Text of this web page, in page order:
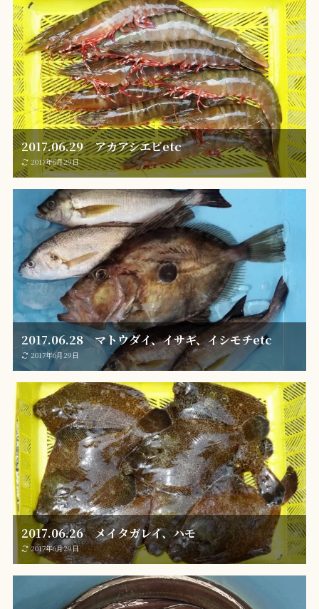
2017.06.29 アカアシエビetc
2017年6月29日
2017.06.28 マトウダイ、イサギ、イシモチetc
2017年6月29日
2017.06.26 メイタガレイ、ハモ
2017年6月29日